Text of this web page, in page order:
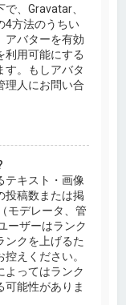
、Gravatar、
4方法のうちい
アバターを有効
利用可能にする
す。もしアバタ
理人にお問い合
テキスト・画像
投稿数または掲
モデレータ、管
ーザーはランク
ンクを上げるた
えください。
よってはランク
可能性がありま